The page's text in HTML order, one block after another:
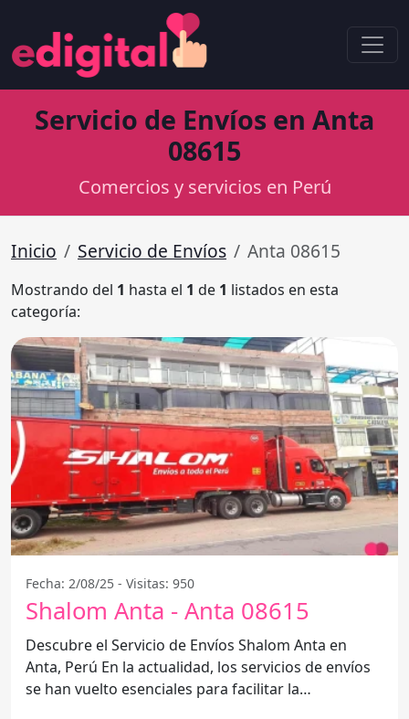
Servicio de Envíos en Anta
08615
Comercios y servicios en Perú
Inicio Servicio de Envíos Anta 08615
Mostrando del 1 hasta el 1 de 1 listados en esta
categoría:
Fecha: 2/08/25 - Visitas: 950
Shalom Anta - Anta 08615
Descubre el Servicio de Envíos Shalom Anta en
Anta, Perú En la actualidad, los servicios de envíos
se han vuelto esenciales para facilitar la